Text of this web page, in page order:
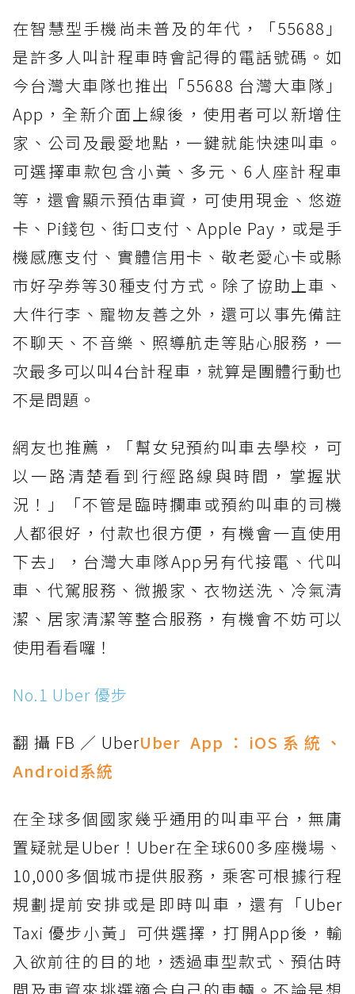
在智慧型手機尚未普及的年代，「55688」
是許多人叫計程車時會記得的電話號碼。如
今台灣大車隊也推出「55688 台灣大車隊」
App，全新介面上線後，使用者可以新增住
家、公司及最愛地點，一鍵就能快速叫車。
可選擇車款包含小黃、多元、6人座計程車
等，還會顯示預估車資，可使用現金、悠遊
卡、Pi錢包、街口支付、Apple Pay，或是手
機感應支付、實體信用卡、敬老愛心卡或縣
市好孕券等30種支付方式。除了協助上車、
大件行李、寵物友善之外，還可以事先備註
不聊天、不音樂、照導航走等貼心服務，一
次最多可以叫4台計程車，就算是團體行動也
不是問題。
網友也推薦，「幫女兒預約叫車去學校，可
以一路清楚看到行經路線與時間，掌握狀
況！」「不管是臨時攔車或預約叫車的司機
人都很好，付款也很方便，有機會一直使用
下去」，台灣大車隊App另有代接電、代叫
車、代駕服務、微搬家、衣物送洗、冷氣清
潔、居家清潔等整合服務，有機會不妨可以
使用看看囉！
No.1 Uber 優步
翻攝FB／UberUber App： iOS系統 、
Android系統
在全球多個國家幾乎通用的叫車平台，無庸
置疑就是Uber！Uber在全球600多座機場、
10,000多個城市提供服務，乘客可根據行程
規劃提前安排或是即時叫車，還有「Uber
Taxi 優步小黃」可供選擇，打開App後，輸
入欲前往的目的地，透過車型款式、預估時